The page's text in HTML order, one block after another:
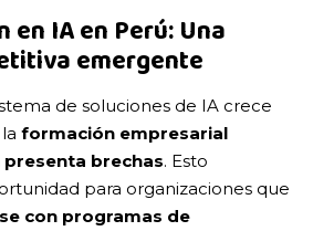
en IA en Perú: Una
emergente
de soluciones de IA crece
formación empresarial
presenta brechas. Esto
para organizaciones que
con programas de